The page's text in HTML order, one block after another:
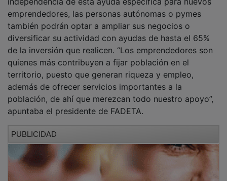
emprendedores, las personas autónomas o pymes
también podrán optar a ampliar sus negocios o
diversificar su actividad con ayudas de hasta el 65%
de la inversión que realicen. “Los emprendedores son
quienes más contribuyen a fijar población en el
territorio, puesto que generan riqueza y empleo,
además de ofrecer servicios importantes a la
población, de ahí que merezcan todo nuestro apoyo”,
apuntaba el presidente de FADETA.